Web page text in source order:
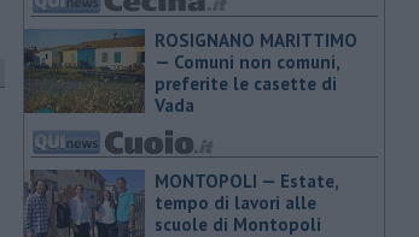
ROSIGNANO MARITTIMO
— Comuni non comuni,
preferite le casette di
Vada
MONTOPOLI — Estate,
tempo di lavori alle
scuole di Montopoli